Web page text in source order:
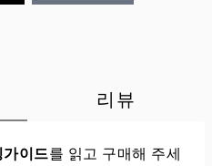
리뷰
가이드를 읽고 구매해 주세